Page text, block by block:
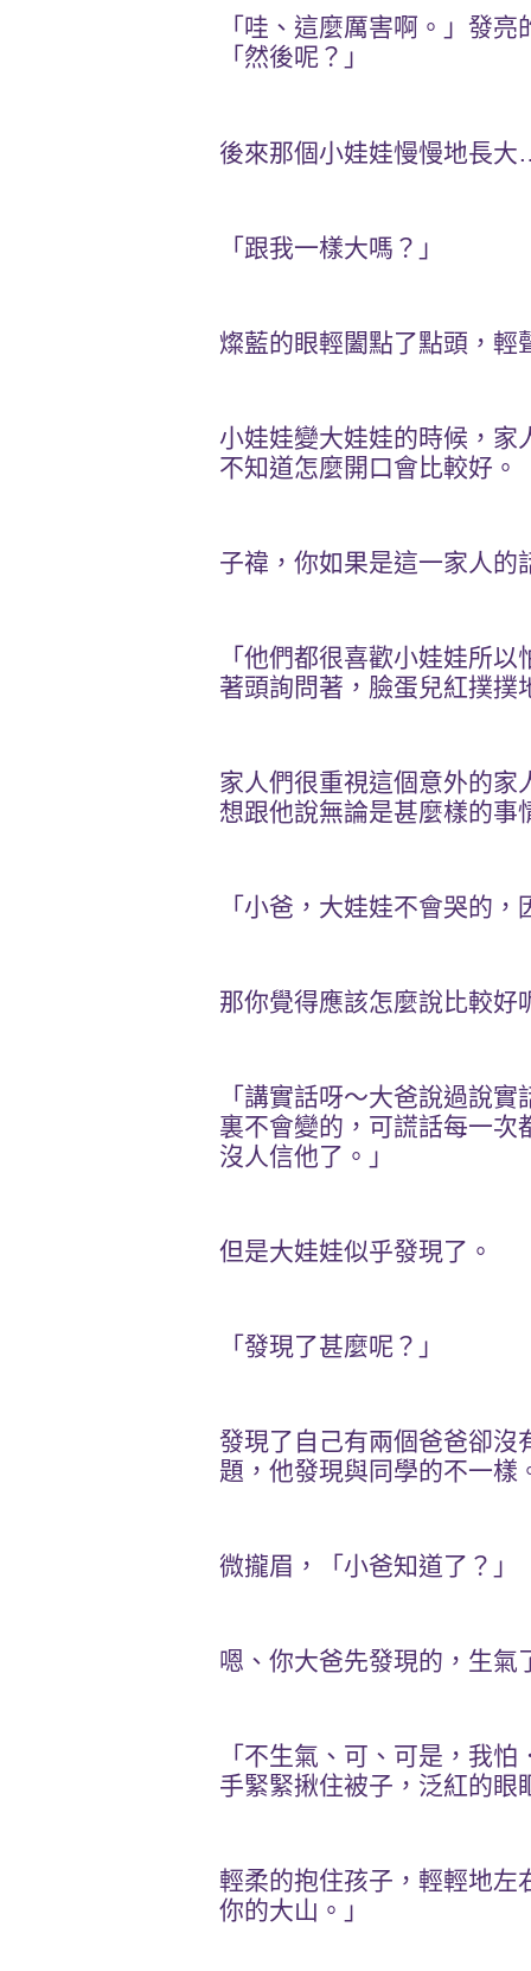
「哇、這麼厲害啊。」發
「然後呢？」
後來那個小娃娃慢慢地長大
「跟我一樣大嗎？」
燦藍的眼輕闔點了點頭，輕
小娃娃變大娃娃的時候，家
不知道怎麼開口會比較好。
子禕，你如果是這一家人
「他們都很喜歡小娃娃所
著頭詢問著，臉蛋兒紅撲撲
家人們很重視這個意外的家
想跟他說無論是甚麼樣的事
「小爸，大娃娃不會哭的
那你覺得應該怎麼說比較好
「講實話呀～大爸說過說
裏不會變的，可謊話每一次
沒人信他了。」
但是大娃娃似乎發現了。
「發現了甚麼呢？」
發現了自己有兩個爸爸卻沒
題，他發現與同學的不一樣
微攏眉，「小爸知道了？」
嗯、你大爸先發現的，生氣
「不生氣、可、可是，我
手緊緊揪住被子，泛紅的眼
輕柔的抱住孩子，輕輕地左
你的大山。」